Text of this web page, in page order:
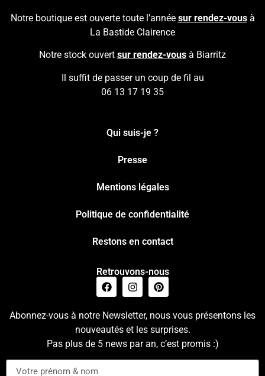
Notre boutique est ouverte toute l’année sur rendez-vousà
La Bastide Clairence
Notre stock ouvert sur rendez-vous à Biarritz
Il suffit de passer un coup de fil au
06 13 17 19 35
Qui suis-je ?
Presse
Mentions légales
Politique de confidentialité
Restons en contact
Retrouvons-nous
Abonnez-vous à notre Newsletter, nous vous présentons les
nouveautés et les surprises.
Pas plus de 5 news par an, c’est promis :)